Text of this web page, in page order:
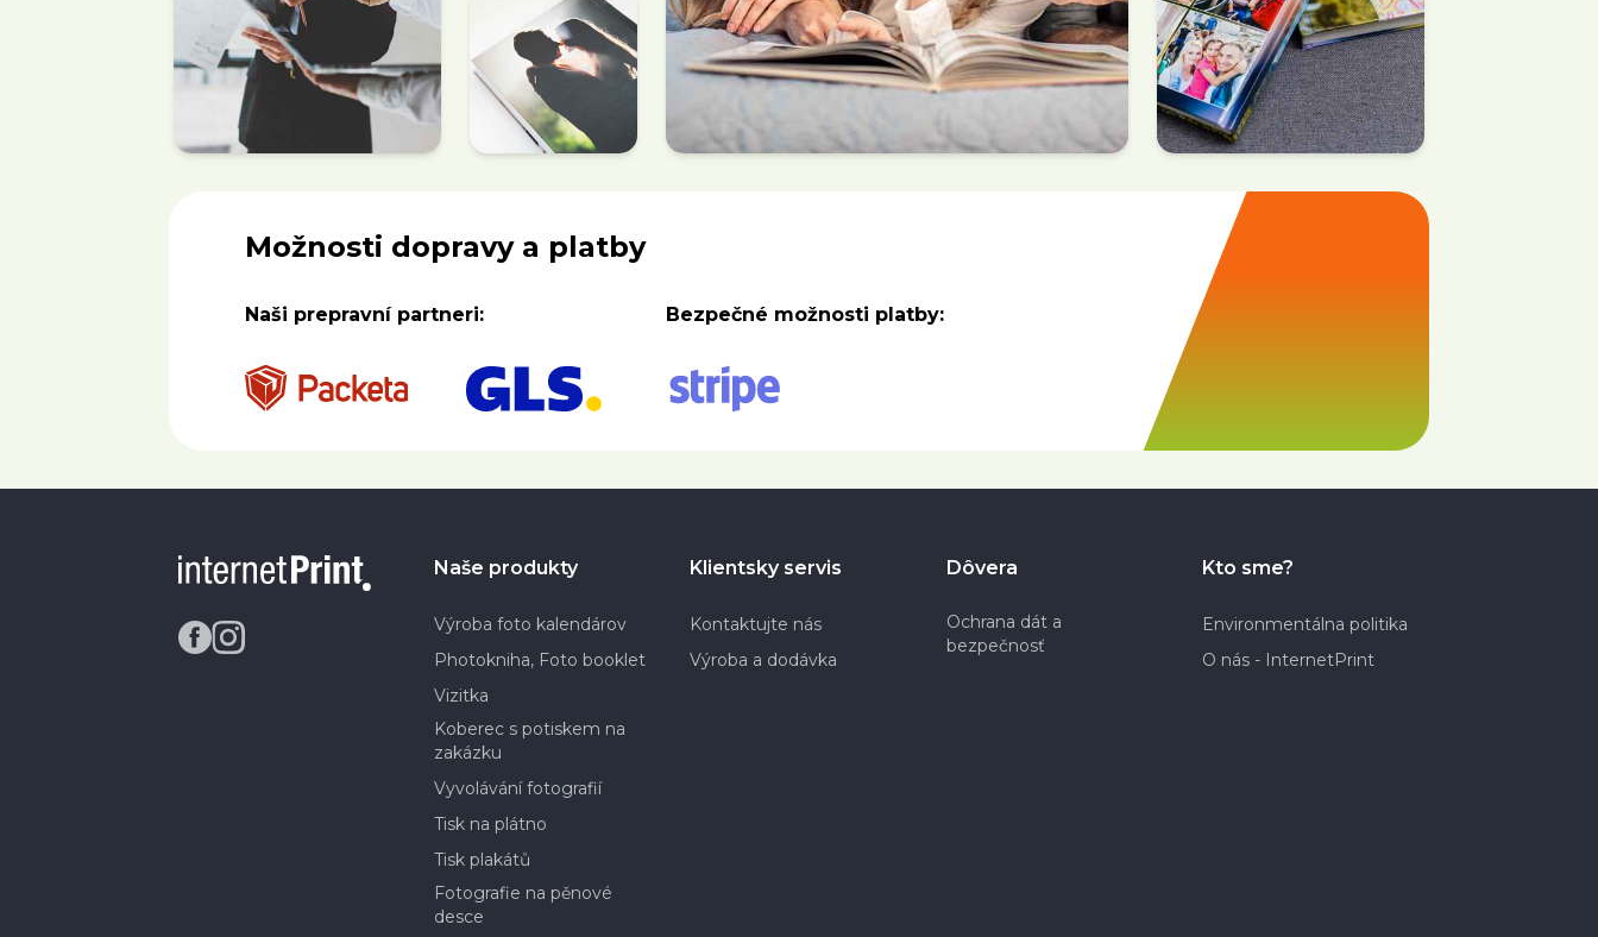
Možnosti dopravy a platby
Naši prepravní partneri: Bezpečné možnosti platby:
Naše produkty
Výroba foto kalendárov
Photokniha, Foto booklet
Vizitka
Koberec s potiskem na
zakázku
Vyvolávání fotografií
Tisk na plátno
Tisk plakátů
Fotografie na pěnové
desce
Klientsky servis
Kontaktujte nás
Výroba a dodávka
Dôvera
Ochrana dát a
bezpečnosť
Kto sme?
Environmentálna politika
O nás - InternetPrint